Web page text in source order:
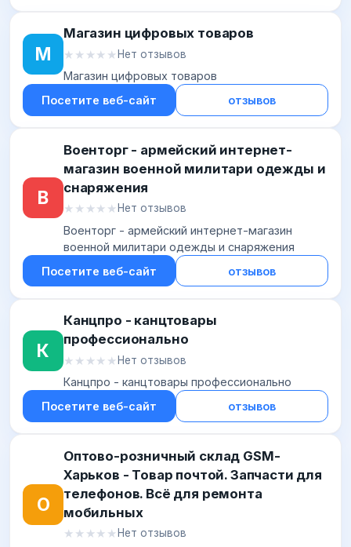
М
Магазин цифровых товаров
★★★★★
★★★★★ Нет отзывов
Магазин цифровых товаров
Посетите веб-сайт
отзывов
В
Военторг - армейский интернет-
магазин военной милитари одежды и
снаряжения
★★★★★
★★★★★ Нет отзывов
Военторг - армейский интернет-магазин
военной милитари одежды и снаряжения
Посетите веб-сайт
отзывов
К
Канцпро - канцтовары
профессионально
★★★★★
★★★★★ Нет отзывов
Канцпро - канцтовары профессионально
Посетите веб-сайт
отзывов
О
Оптово-розничный склад GSM-
Харьков - Товар почтой. Запчасти для
телефонов. Всё для ремонта
мобильных
★★★★★
★★★★★ Нет отзывов